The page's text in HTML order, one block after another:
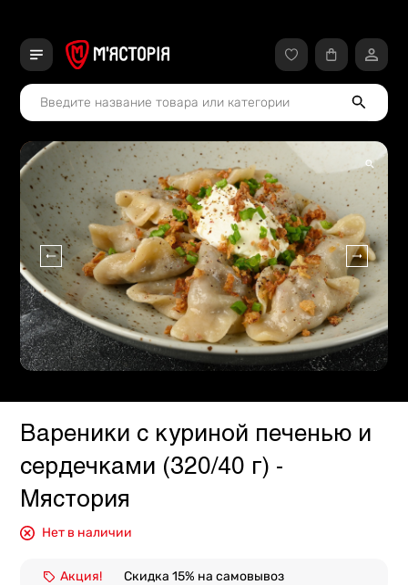
Вареники с куриной печенью и
сердечками (320/40 г) -
Мястория
Нет в наличии
Акция! Скидка 15% на самовывоз